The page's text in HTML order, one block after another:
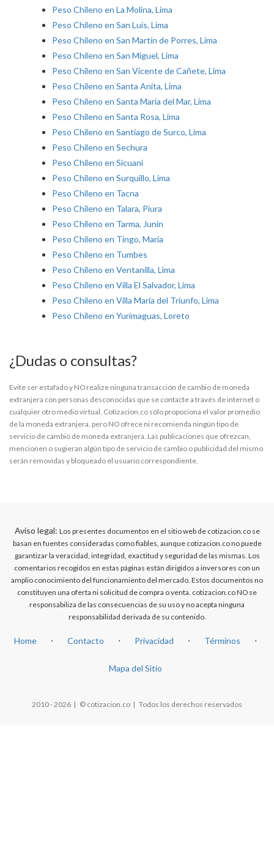
Peso Chileno en La Molina, Lima
Peso Chileno en San Luis, Lima
Peso Chileno en San Martín de Porres, Lima
Peso Chileno en San Miguel, Lima
Peso Chileno en San Vicente de Cañete, Lima
Peso Chileno en Santa Anita, Lima
Peso Chileno en Santa María del Mar, Lima
Peso Chileno en Santa Rosa, Lima
Peso Chileno en Santiago de Surco, Lima
Peso Chileno en Sechura
Peso Chileno en Sicuani
Peso Chileno en Surquillo, Lima
Peso Chileno en Tacna
Peso Chileno en Talara, Piura
Peso Chileno en Tarma, Junín
Peso Chileno en Tingo, María
Peso Chileno en Tumbes
Peso Chileno en Ventanilla, Lima
Peso Chileno en Villa El Salvador, Lima
Peso Chileno en Villa María del Triunfo, Lima
Peso Chileno en Yurimaguas, Loreto
¿Dudas o consultas?
Evite ser estafado y NO realize ninguna transacción de cambio de moneda
extranjera con personas desconocidas que se contacte a través de internet o
cualquier otro medio virtual. Cotizacion.co sólo propociona el valor promedio
de la moneda extranjera, pero NO ofrece ni recomienda ningún tipo de
servicio de cambio de moneda extranjera. Las publicaciones que ofrezcan,
mencionen o sugieran algún tipo de servicio de cambio o publicidad del mismo
serán removidas y bloqueado el usuario correspondiente.
Aviso legal: Los presentes documentos en el sitio web de cotizacion.co se
basan en fuentes consideradas como fiables, aunque cotizacion.co no puede
garantizar la veracidad, integridad, exactitud y seguridad de las mismas. Los
comentarios recogidos en estas páginas están dirigidos a inversores con un
amplio conocimiento del funcionamiento del mercado. Estos documentos no
constituyen una oferta ni solicitud de compra o venta. cotizacion.co NO se
responsabiliza de las consecuencias de su uso y no acepta ninguna
responsabilidad derivada de su contenido.
Home ⋅ Contacto ⋅ Privacidad ⋅ Términos ⋅
Mapa del Sitio
2010 - 2026 | © cotizacion.co | Todos los derechos reservados